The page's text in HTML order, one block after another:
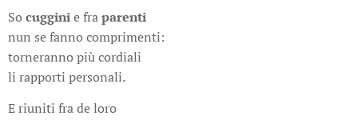
So cugginie fraparenti
nun se fanno comprimenti:
torneranno più cordiali
li rapporti personali.
E riuniti fra de loro